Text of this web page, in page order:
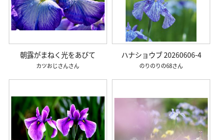
朝露がまねく光をあびて
カツおじさん
ハナショウブ 20260606-4
のりのりの68